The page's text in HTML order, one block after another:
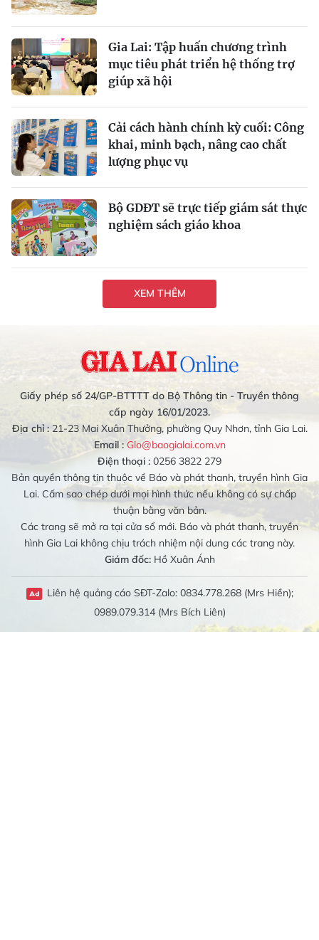
Gia Lai: Tập huấn chương trình
mục tiêu phát triển hệ thống trợ
giúp xã hội
Cải cách hành chính kỳ cuối: Công
khai, minh bạch, nâng cao chất
lượng phục vụ
Bộ GDĐT sẽ trực tiếp giám sát thực
nghiệm sách giáo khoa
XEM THÊM
Giấy phép số 24/GP-BTTTT do Bộ Thông tin - Truyền thông
cấp ngày 16/01/2023.
Địa chỉ :21-23 Mai Xuân Thưởng, phường Quy Nhơn, tỉnh Gia Lai.
Email : Glo@baogialai.com.vn
Điện thoại : 0256 3822 279
Bản quyền thông tin thuộc về Báo và phát thanh, truyền hình Gia
Lai. Cấm sao chép dưới mọi hình thức nếu không có sự chấp
thuận bằng văn bản.
Các trang sẽ mở ra tại cửa sổ mới. Báo và phát thanh, truyền
hình Gia Lai không chịu trách nhiệm nội dung các trang này.
Giám đốc:Hồ Xuân Ánh
Liên hệ quảng cáo SĐT-Zalo: 0834.778.268 (Mrs Hiền);
0989.079.314 (Mrs Bích Liên)